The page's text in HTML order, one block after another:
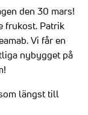
den 30 mars!
frukost. Patrik
Vi får en
nybygget på
längst till